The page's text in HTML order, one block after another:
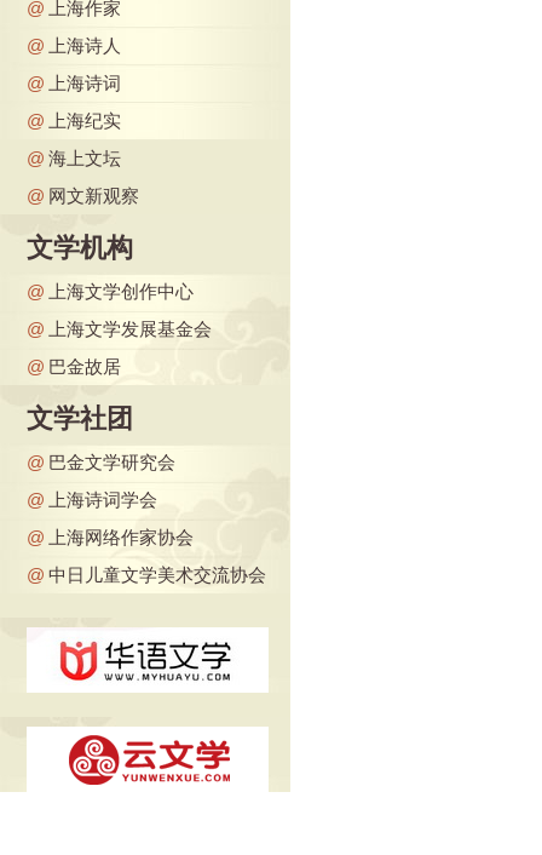
@
上海作家
@
上海诗人
@
上海诗词
@
上海纪实
@ 海上文坛
@ 网文新观察
文学机构
@
上海文学创作中心
@
上海文学发展基金会
@ 巴金故居
文学社团
@ 巴金文学研究会
@
上海诗词学会
@
上海网络作家协会
@ 中日儿童文学美术交流协会